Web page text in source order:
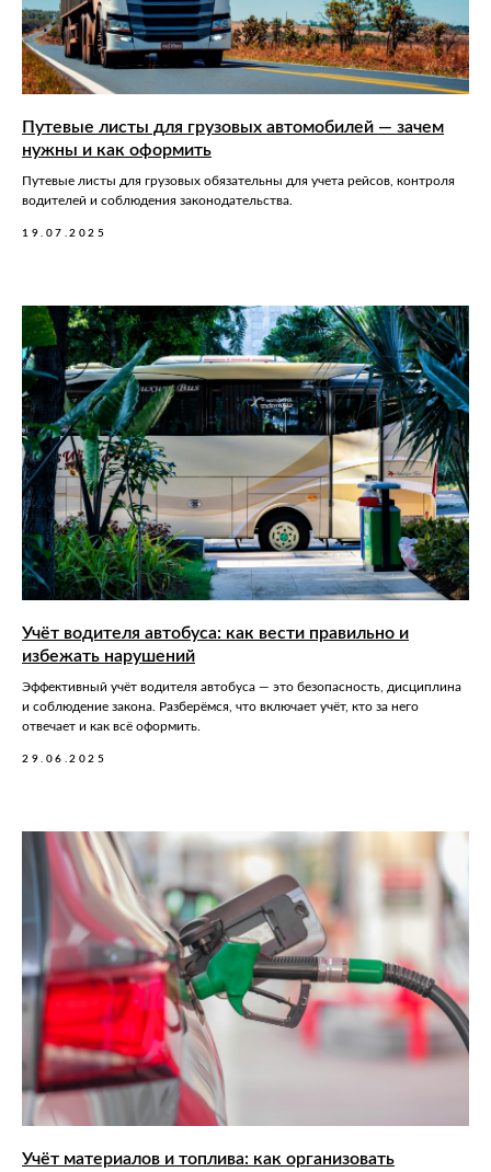
Путевые листы для грузовых автомобилей — зачем
нужны и как оформить
Путевые листы для грузовых обязательны для учета рейсов, контроля
водителей и соблюдения законодательства.
19.07.2025
Учёт водителя автобуса: как вести правильно и
избежать нарушений
Эффективный учёт водителя автобуса — это безопасность, дисциплина
и соблюдение закона. Разберёмся, что включает учёт, кто за него
отвечает и как всё оформить.
29.06.2025
Учёт материалов и топлива: как организовать